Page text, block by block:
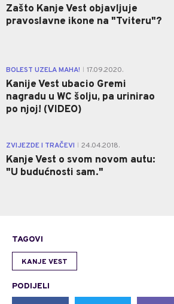
Zašto Kanje Vest objavljuje
pravoslavne ikone na "Tviteru"?
BOLEST UZELA MAHA! 17.09.2020.
Kanije Vest ubacio Gremi
nagradu u WC šolju, pa urinirao
po njoj! (VIDEO)
ZVIJEZDE I TRAČEVI 24.04.2018.
Kanje Vest o svom novom autu:
"U budućnosti sam."
TAGOVI
KANJE VEST
PODIJELI